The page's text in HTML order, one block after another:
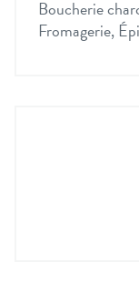
Boucherie
Fromagerie,